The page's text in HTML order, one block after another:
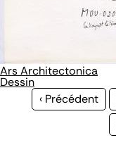
Ars Architectonica
Dessin
Page
‹ Précédent